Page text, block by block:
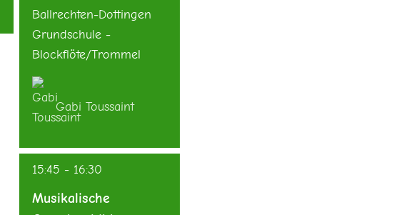
Ballrechten-Dottingen
Grundschule -
Blockflöte/Trommel
Gabi Toussaint
15:45 - 16:30
Musikalische